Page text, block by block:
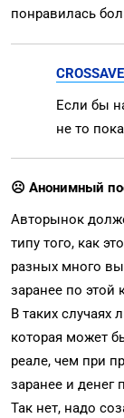
понравилась
Если бы
не то
☹ Анонимный
Авторынок
типу того, как
разных много
заранее по этой
В таких случаях
которая может
реале, чем при
заранее и денег
Так нет, надо